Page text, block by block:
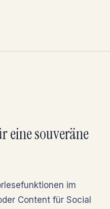
eine souveräne
im
Content für Social